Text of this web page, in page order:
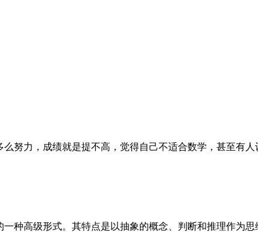
努力，成绩就是提不高，觉得自己不适合数学，甚至有
种高级形式。其特点是以抽象的概念、判断和推理作为